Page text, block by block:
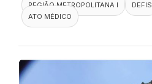
REGIÃO METROPOLITANA I
DEFIS
ATO MÉDICO